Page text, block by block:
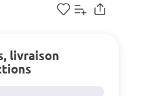
livraison